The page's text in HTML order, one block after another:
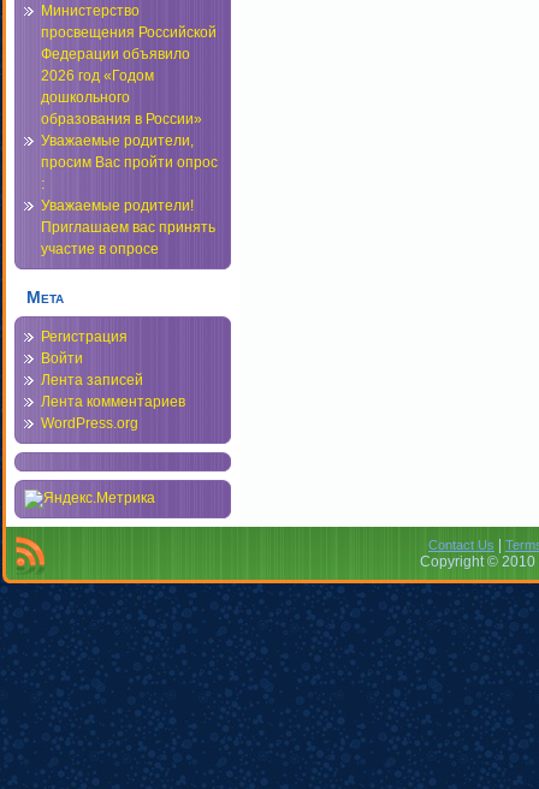
Министерство
просвещения Российской
Федерации объявило
2026 год «Годом
дошкольного
образования в России»
Уважаемые родители,
просим Вас пройти опрос
:
Уважаемые родители!
Приглашаем вас принять
участие в опросе
Мета
Регистрация
Войти
Лента записей
Лента комментариев
WordPress.org
Contact Us
Copyright ©